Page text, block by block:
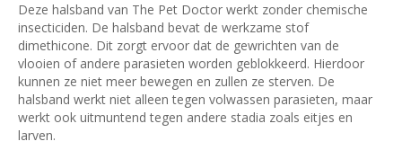
Deze halsband van The Pet Doctor werkt zonder chemische
insecticiden. De halsband bevat de werkzame stof
dimethicone. Dit zorgt ervoor dat de gewrichten van de
vlooien of andere parasieten worden geblokkeerd. Hierdoor
kunnen ze niet meer bewegen en zullen ze sterven. De
halsband werkt niet alleen tegen volwassen parasieten, maar
werkt ook uitmuntend tegen andere stadia zoals eitjes en
larven.